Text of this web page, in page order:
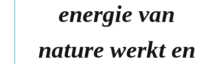
energie van
nature werkt en